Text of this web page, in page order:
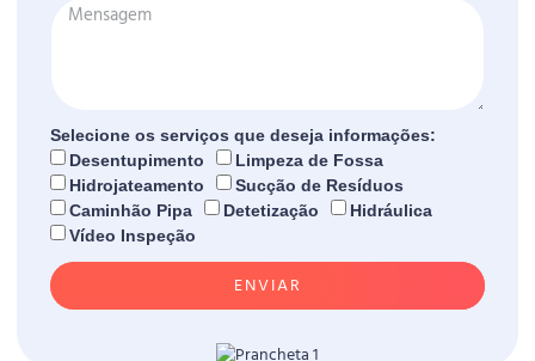
Selecione os serviços que deseja informações:
Desentupimento
Limpeza de Fossa
Hidrojateamento
Sucção de Resíduos
Caminhão Pipa
Detetização
Hidráulica
Vídeo Inspeção
ENVIAR